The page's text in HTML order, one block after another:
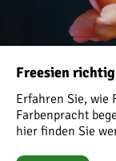
Freesien
Erfahren Sie, wie
Farbenpracht
hier finden Sie